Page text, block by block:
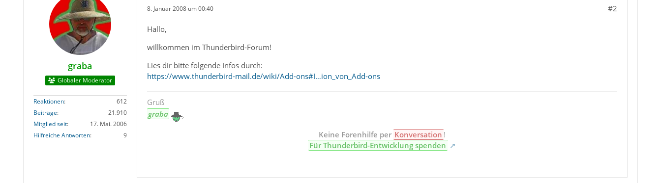
graba
Globaler Moderator
Reaktionen
612
Beiträge
21.910
Mitglied seit
17. Mai. 2006
Hilfreiche Antworten
9
8. Januar 2008 um 00:40 #2
Hallo,
willkommen im Thunderbird-Forum!
Lies dir bitte folgende Infos durch:
https://www.thunderbird-mail.de/wiki/Add-ons#I…ion_von_Add-ons
Gruß
graba
Keine Forenhilfe per Konversation !
Für Thunderbird-Entwicklung spenden